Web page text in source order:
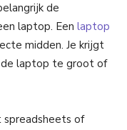
de
laptop. Een laptop
midden. Je krijgt
de laptop te groot of
of